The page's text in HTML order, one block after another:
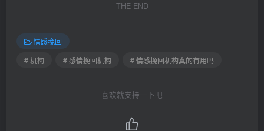
THE END
情感挽回
# 机构
# 感情挽回机构 # 情感挽回机构真的有用吗
喜欢就支持一下吧